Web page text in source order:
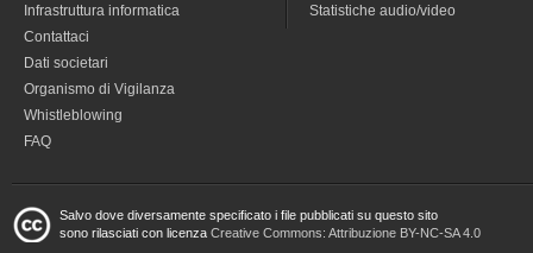
Infrastruttura informatica
Contattaci
Dati societari
Organismo di Vigilanza
Whistleblowing
FAQ
Statistiche audio/video
Salvo dove diversamente specificato i file pubblicati su questo sito
sono rilasciati con licenza Creative Commons: Attribuzione BY-NC-SA 4.0